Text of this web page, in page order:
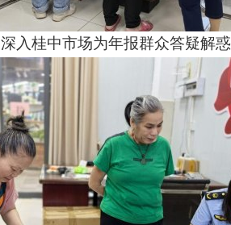
深入桂中市场为年报群众答疑解惑